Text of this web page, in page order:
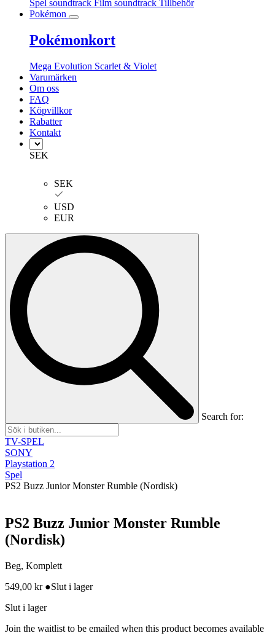
Spel soundtrack Film soundtrack Tillbehör
Pokémon
Pokémonkort
Mega Evolution Scarlet & Violet
Varumärken
Om oss
FAQ
Köpvillkor
Rabatter
Kontakt
SEK
SEK
USD
EUR
Search for:
TV-SPEL
SONY
Playstation 2
Spel
PS2 Buzz Junior Monster Rumble (Nordisk)
PS2 Buzz Junior Monster Rumble
(Nordisk)
Beg, Komplett
549,00 kr ●Slut i lager
Slut i lager
Join the waitlist to be emailed when this product becomes available